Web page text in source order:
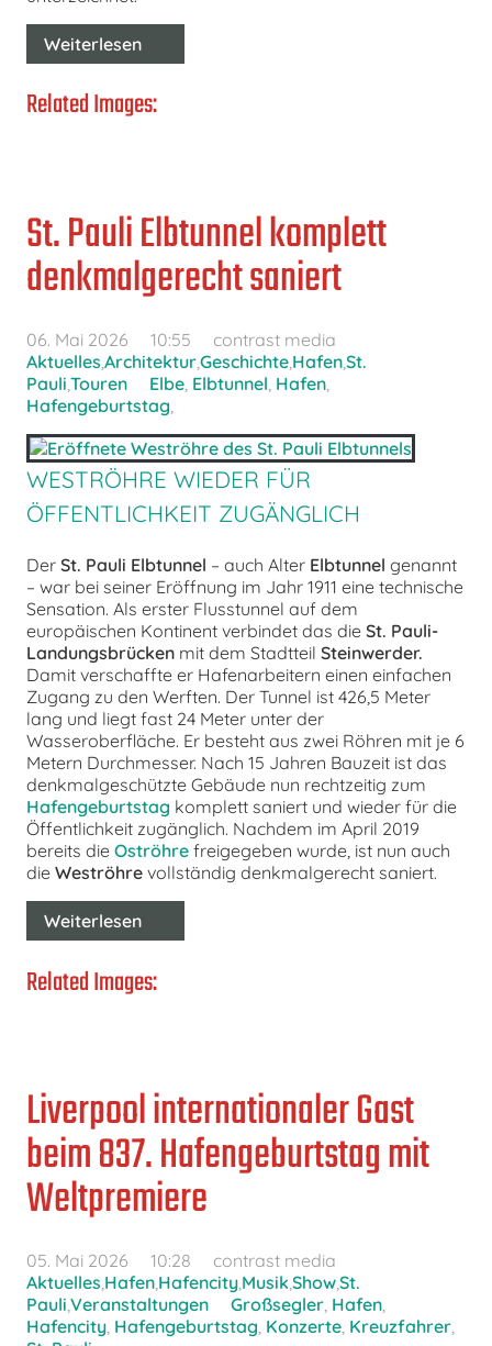
Weiterlesen
Related Images:
St. Pauli Elbtunnel komplett
denkmalgerecht saniert
06. Mai 2026 10:55
contrast media
Aktuelles,Architektur,Geschichte,Hafen,St.
Pauli,Touren Elbe, Elbtunnel, Hafen,
Hafengeburtstag,
WESTRÖHRE WIEDER FÜR
ÖFFENTLICHKEIT ZUGÄNGLICH
Der St. Pauli Elbtunnel – auch Alter Elbtunnel genannt
– war bei seiner Eröffnung im Jahr 1911 eine technische
Sensation. Als erster Flusstunnel auf dem
europäischen Kontinent verbindet das die St. Pauli-
Landungsbrücken mit dem Stadtteil Steinwerder.
Damit verschaffte er Hafenarbeitern einen einfachen
Zugang zu den Werften. Der Tunnel ist 426,5 Meter
lang und liegt fast 24 Meter unter der
Wasseroberfläche. Er besteht aus zwei Röhren mit je 6
Metern Durchmesser. Nach 15 Jahren Bauzeit ist das
denkmalgeschützte Gebäude nun rechtzeitig zum
Hafengeburtstag komplett saniert und wieder für die
Öffentlichkeit zugänglich. Nachdem im April 2019
bereits die Oströhre freigegeben wurde, ist nun auch
die Weströhre vollständig denkmalgerecht saniert.
Weiterlesen
Related Images:
Liverpool internationaler Gast
beim 837. Hafengeburtstag mit
Weltpremiere
05. Mai 2026 10:28
contrast media
Aktuelles,Hafen,Hafencity,Musik,Show,St.
Pauli,Veranstaltungen Großsegler, Hafen,
Hafencity, Hafengeburtstag, Konzerte, Kreuzfahrer,